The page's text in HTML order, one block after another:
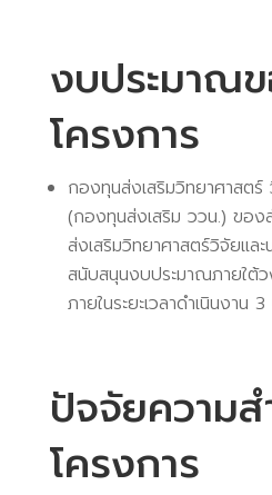
งบประมาณ
โครงการ
กองทุนส่งเสริมวิทยาศาสตร์
(กองทุนส่งเสริม ววน.) ขอ
ส่งเสริมวิทยาศาสตร์วิจัยแล
สนับสนุนงบประมาณภายใต้
ภายในระยะเวลาดำเนินงาน
ปัจจัยความส
โครงการ